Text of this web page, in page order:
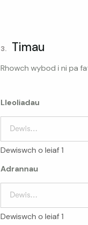
3. Timau
Rhowch wybod i ni pa
Lleoliadau
Dewis...
Dewiswch o leiaf 1
Adrannau
Dewis...
Dewiswch o leiaf 1